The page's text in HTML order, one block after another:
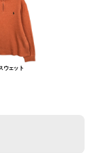
ウェット